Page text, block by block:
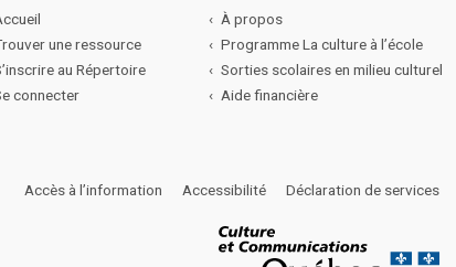
une ressource
au Répertoire
connecter
À propos
Programme La culture à l’école
Sorties scolaires en milieu culturel
Aide financière
Accès à l’information Accessibilité Déclaration de services